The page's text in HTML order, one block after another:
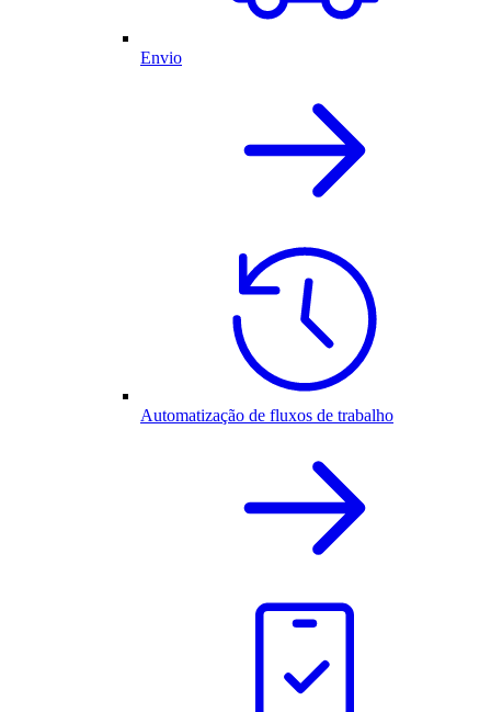
Envio
Automatização de fluxos de trabalho